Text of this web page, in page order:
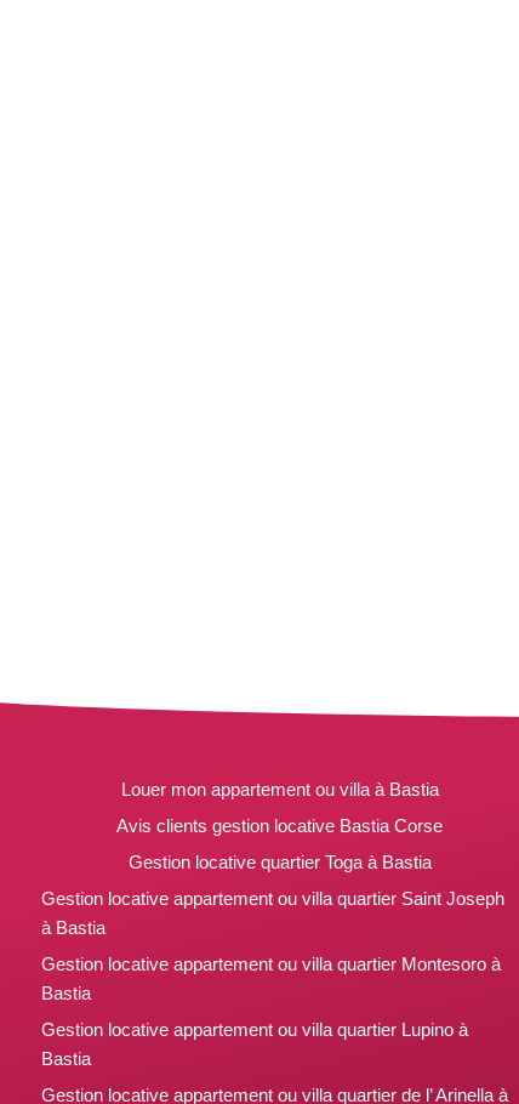
Louer mon appartement ou villa à Bastia
Avis clients gestion locative Bastia Corse
Gestion locative quartier Toga à Bastia
Gestion locative appartement ou villa quartier Saint Joseph
à Bastia
Gestion locative appartement ou villa quartier Montesoro à
Bastia
Gestion locative appartement ou villa quartier Lupino à
Bastia
Gestion locative appartement ou villa quartier de l’ Arinella à